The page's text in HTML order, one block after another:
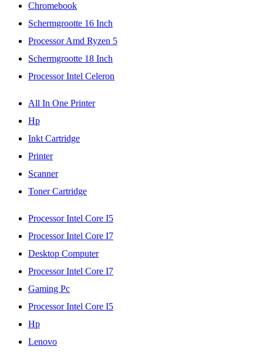
Chromebook
Schermgrootte 16 Inch
Processor Amd Ryzen 5
Schermgrootte 18 Inch
Processor Intel Celeron
All In One Printer
Hp
Inkt Cartridge
Printer
Scanner
Toner Cartridge
Processor Intel Core I5
Processor Intel Core I7
Desktop Computer
Processor Intel Core I7
Gaming Pc
Processor Intel Core I5
Hp
Lenovo